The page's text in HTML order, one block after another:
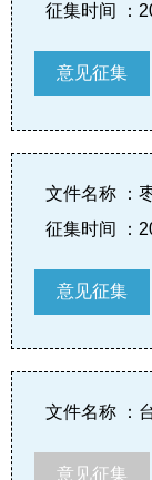
征集时间 ：
意见征集
文件名称 ：
征集时间 ：
意见征集
文件名称 ：
意见征集